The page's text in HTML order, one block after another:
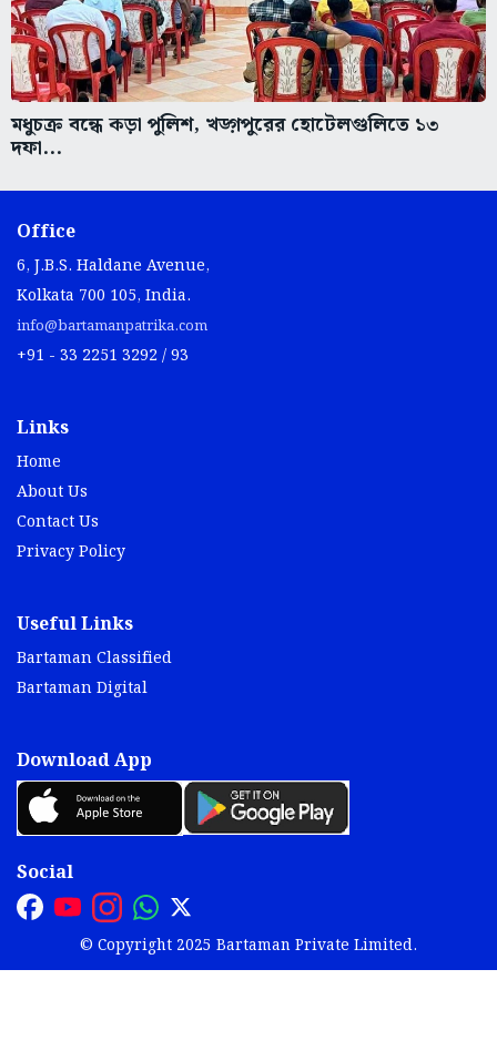
মধুচক্র বন্ধে কড়া পুলিশ, খড়্গপুরের হোটেলগুলিতে ১৩
দফা...
Office
6, J.B.S. Haldane Avenue,
Kolkata 700 105, India.
info@bartamanpatrika.com
+91 - 33 2251 3292 / 93
Links
Home
About Us
Contact Us
Privacy Policy
Useful Links
Bartaman Classified
Bartaman Digital
Download App
Social
© Copyright 2025 Bartaman Private Limited.